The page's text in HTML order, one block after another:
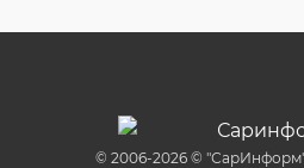
© 2006-2026 ©